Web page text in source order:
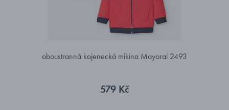
oboustranná kojenecká mikina Mayoral 2493
579 Kč